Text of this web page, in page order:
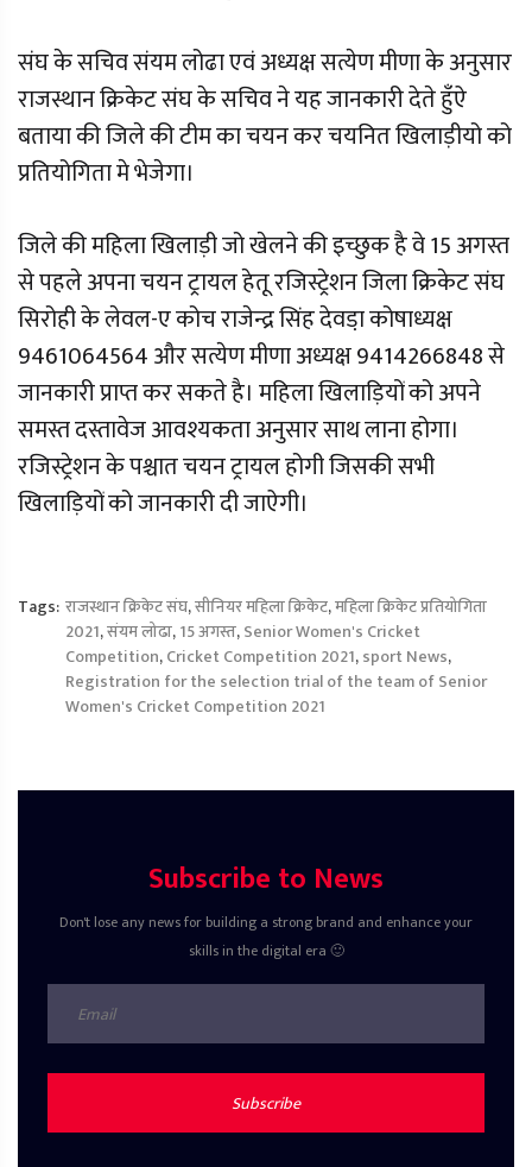
संघ के सचिव संयम लोढा एवं अध्यक्ष सत्येण मीणा के अनुसार
राजस्थान क्रिकेट संघ के सचिव ने यह जानकारी देते हुँऐ
बताया की जिले की टीम का चयन कर चयनित खिलाड़ीयो को
प्रतियोगिता मे भेजेगा।
जिले की महिला खिलाड़ी जो खेलने की इच्छुक है वे 15 अगस्त
से पहले अपना चयन ट्रायल हेतू रजिस्ट्रेशन जिला क्रिकेट संघ
सिरोही के लेवल-ए कोच राजेन्द्र सिंह देवडा़ कोषाध्यक्ष
9461064564 और सत्येण मीणा अध्यक्ष 9414266848 से
जानकारी प्राप्त कर सकते है। महिला खिलाड़ियों को अपने
समस्त दस्तावेज आवश्यकता अनुसार साथ लाना होगा।
रजिस्ट्रेशन के पश्चात चयन ट्रायल होगी जिसकी सभी
खिलाड़ियों को जानकारी दी जाऐगी।
Tags: राजस्थान क्रिकेट संघ,सीनियर महिला क्रिकेट,महिला क्रिकेट प्रतियोगिता
2021,संयम लोढा,15 अगस्त,Senior Women's Cricket
Competition,Cricket Competition 2021,sport News,
Registration for the selection trial of the team of Senior
Women's Cricket Competition 2021
Subscribe to News
Don't lose any news for building a strong brand and enhance your
skills in the digital era 🙂
Subscribe